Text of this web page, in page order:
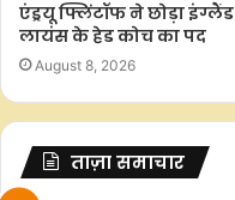
एंड्रयू फ्लिंटॉफ ने छोड़ा इंग्लैंड
लायंस के हेड कोच का पद
August 8, 2026
ताज़ा समाचार